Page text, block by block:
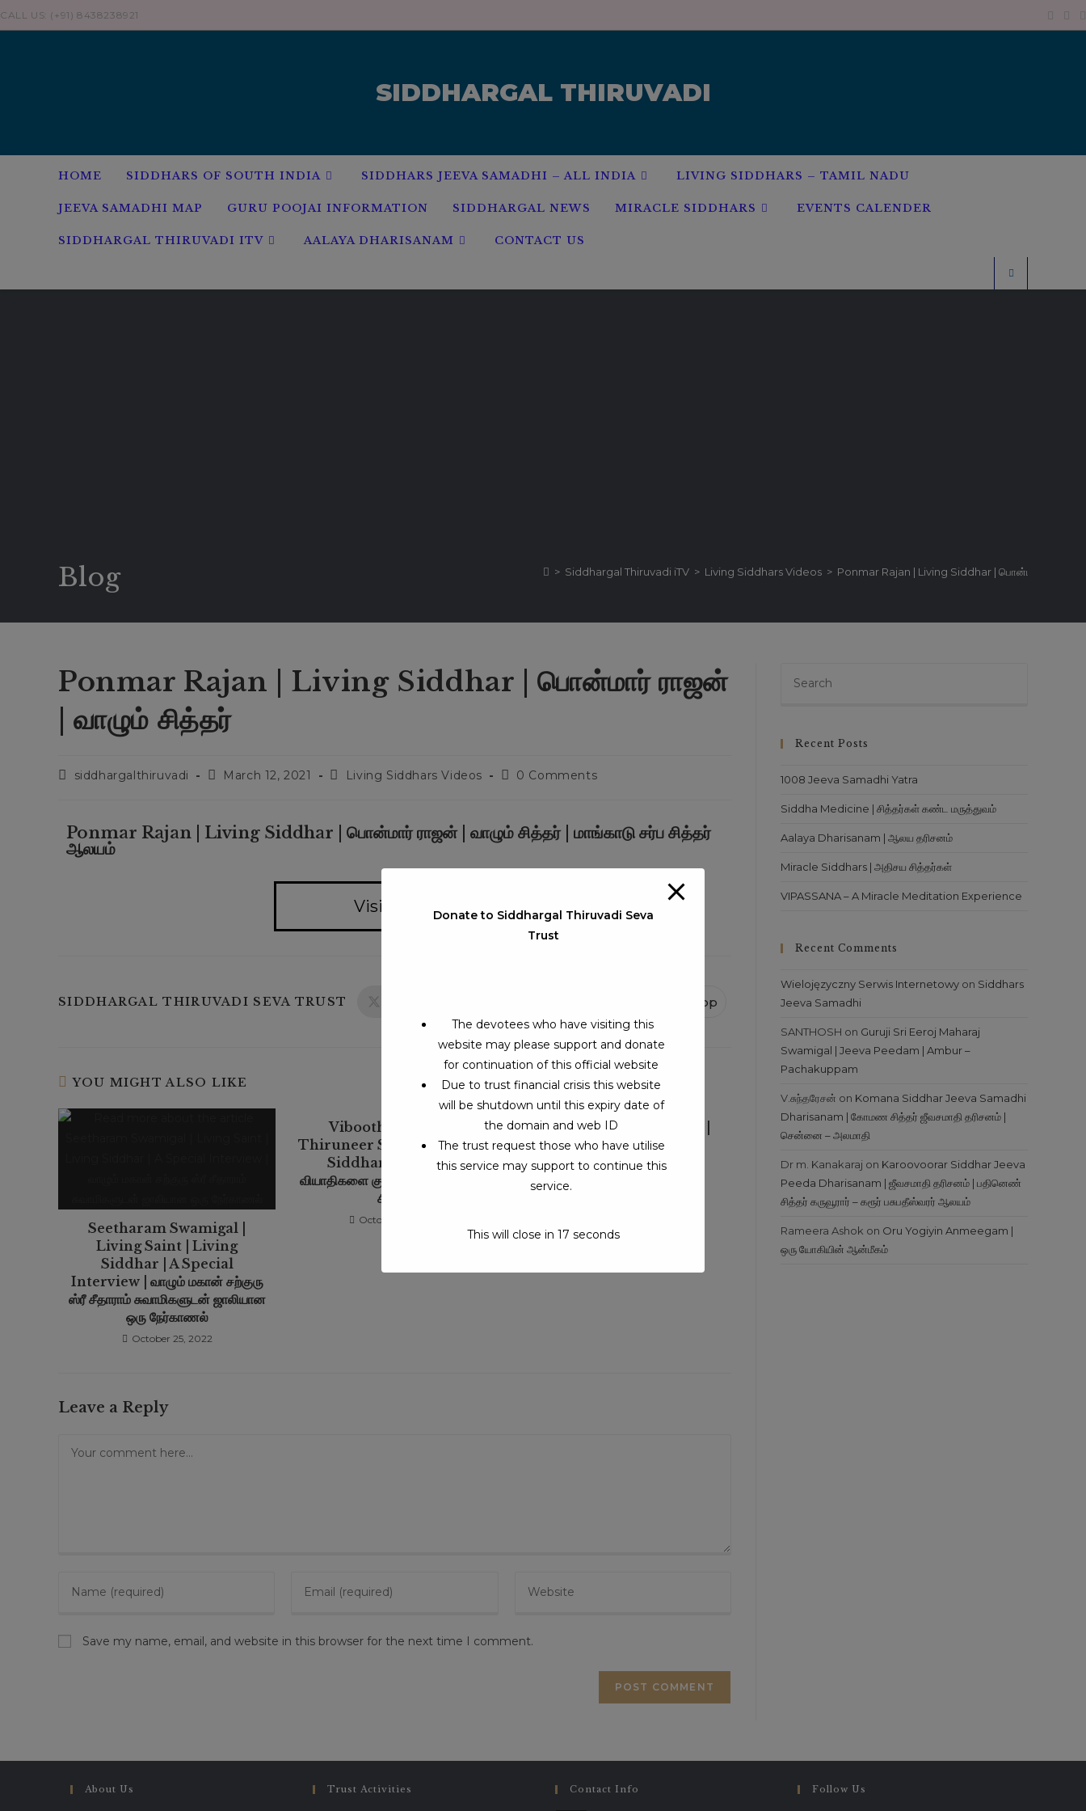
CALL US: (+91) 8438238921
SIDDHARGAL THIRUVADI
HOME SIDDHARS OF SOUTH INDIA SIDDHARS JEEVA SAMADHI – ALL INDIA LIVING SIDDHARS – TAMIL NADU
JEEVA SAMADHI MAP GURU POOJAI INFORMATION SIDDHARGAL NEWS MIRACLE SIDDHARS EVENTS CALENDER
SIDDHARGAL THIRUVADI ITV AALAYA DHARISANAM CONTACT US
Blog > Siddhargal Thiruvadi iTV > Living Siddhars Videos > Ponmar Rajan | Living Siddhar | பொன்மார் ராஜன் |
Ponmar Rajan | Living Siddhar | பொன்மார் ராஜன்
| வாழும் சித்தர்
siddhargalthiruvadi March 12, 2021 Living Siddhars Videos 0 Comments
Ponmar Rajan | Living Siddhar | பொன்மார் ராஜன் | வாழும் சித்தர் | மாங்காடு சர்ப சித்தர்
ஆலயம்
Visits:1259
SIDDHARGAL THIRUVADI SEVA TRUST WhatsApp
YOU MIGHT ALSO LIKE
Seetharam Swamigal |
Living Saint | Living
Siddhar | A Special
Interview | வாழும் மகான் சற்குரு
ஸ்ரீ சீதாராம் சுவாமிகளுடன் ஜாலியான
ஒரு நேர்காணல்
October 25, 2022
Viboothi Siddhar |
Thiruneer Siddhar | Living
Siddhar | விபூதி மூலம்
வியாதிகளை குணப்படுத்தும் வாழும்
சித்தர்
October 25, 2022
Oru Yogiyin Anmeegam |
ஒரு யோகியின் ஆன்மீகம்
March 5, 2021
Leave a Reply
Save my name, email, and website in this browser for the next time I comment.
Recent Posts
1008 Jeeva Samadhi Yatra
Siddha Medicine | சித்தர்கள் கண்ட மருத்துவம்
Aalaya Dharisanam | ஆலய தரிசனம்
Miracle Siddhars | அதிசய சித்தர்கள்
VIPASSANA – A Miracle Meditation Experience
Recent Comments
Wielojęzyczny Serwis Internetowy on Siddhars
Jeeva Samadhi
SANTHOSH on Guruji Sri Eeroj Maharaj
Swamigal | Jeeva Peedam | Ambur –
Pachakuppam
V.சுந்தரேசன் on Komana Siddhar Jeeva Samadhi
Dharisanam | கோமண சித்தர் ஜீவசமாதி தரிசனம் |
சென்னை – அலமாதி
Dr m. Kanakaraj on Karoovoorar Siddhar Jeeva
Peeda Dharisanam | ஜீவசமாதி தரிசனம் | பதினெண்
சித்தர் கருவூரார் – கரூர் பசுபதீஸ்வரர் ஆலயம்
Rameera Ashok on Oru Yogiyin Anmeegam |
ஒரு யோகியின் ஆன்மீகம்
About Us Trust Activities Contact Info Follow Us
Donate to Siddhargal Thiruvadi Seva
Trust
The devotees who have visiting this
website may please support and donate
for continuation of this official website
Due to trust financial crisis this website
will be shutdown until this expiry date of
the domain and web ID
The trust request those who have utilise
this service may support to continue this
service.
This will close in 17 seconds